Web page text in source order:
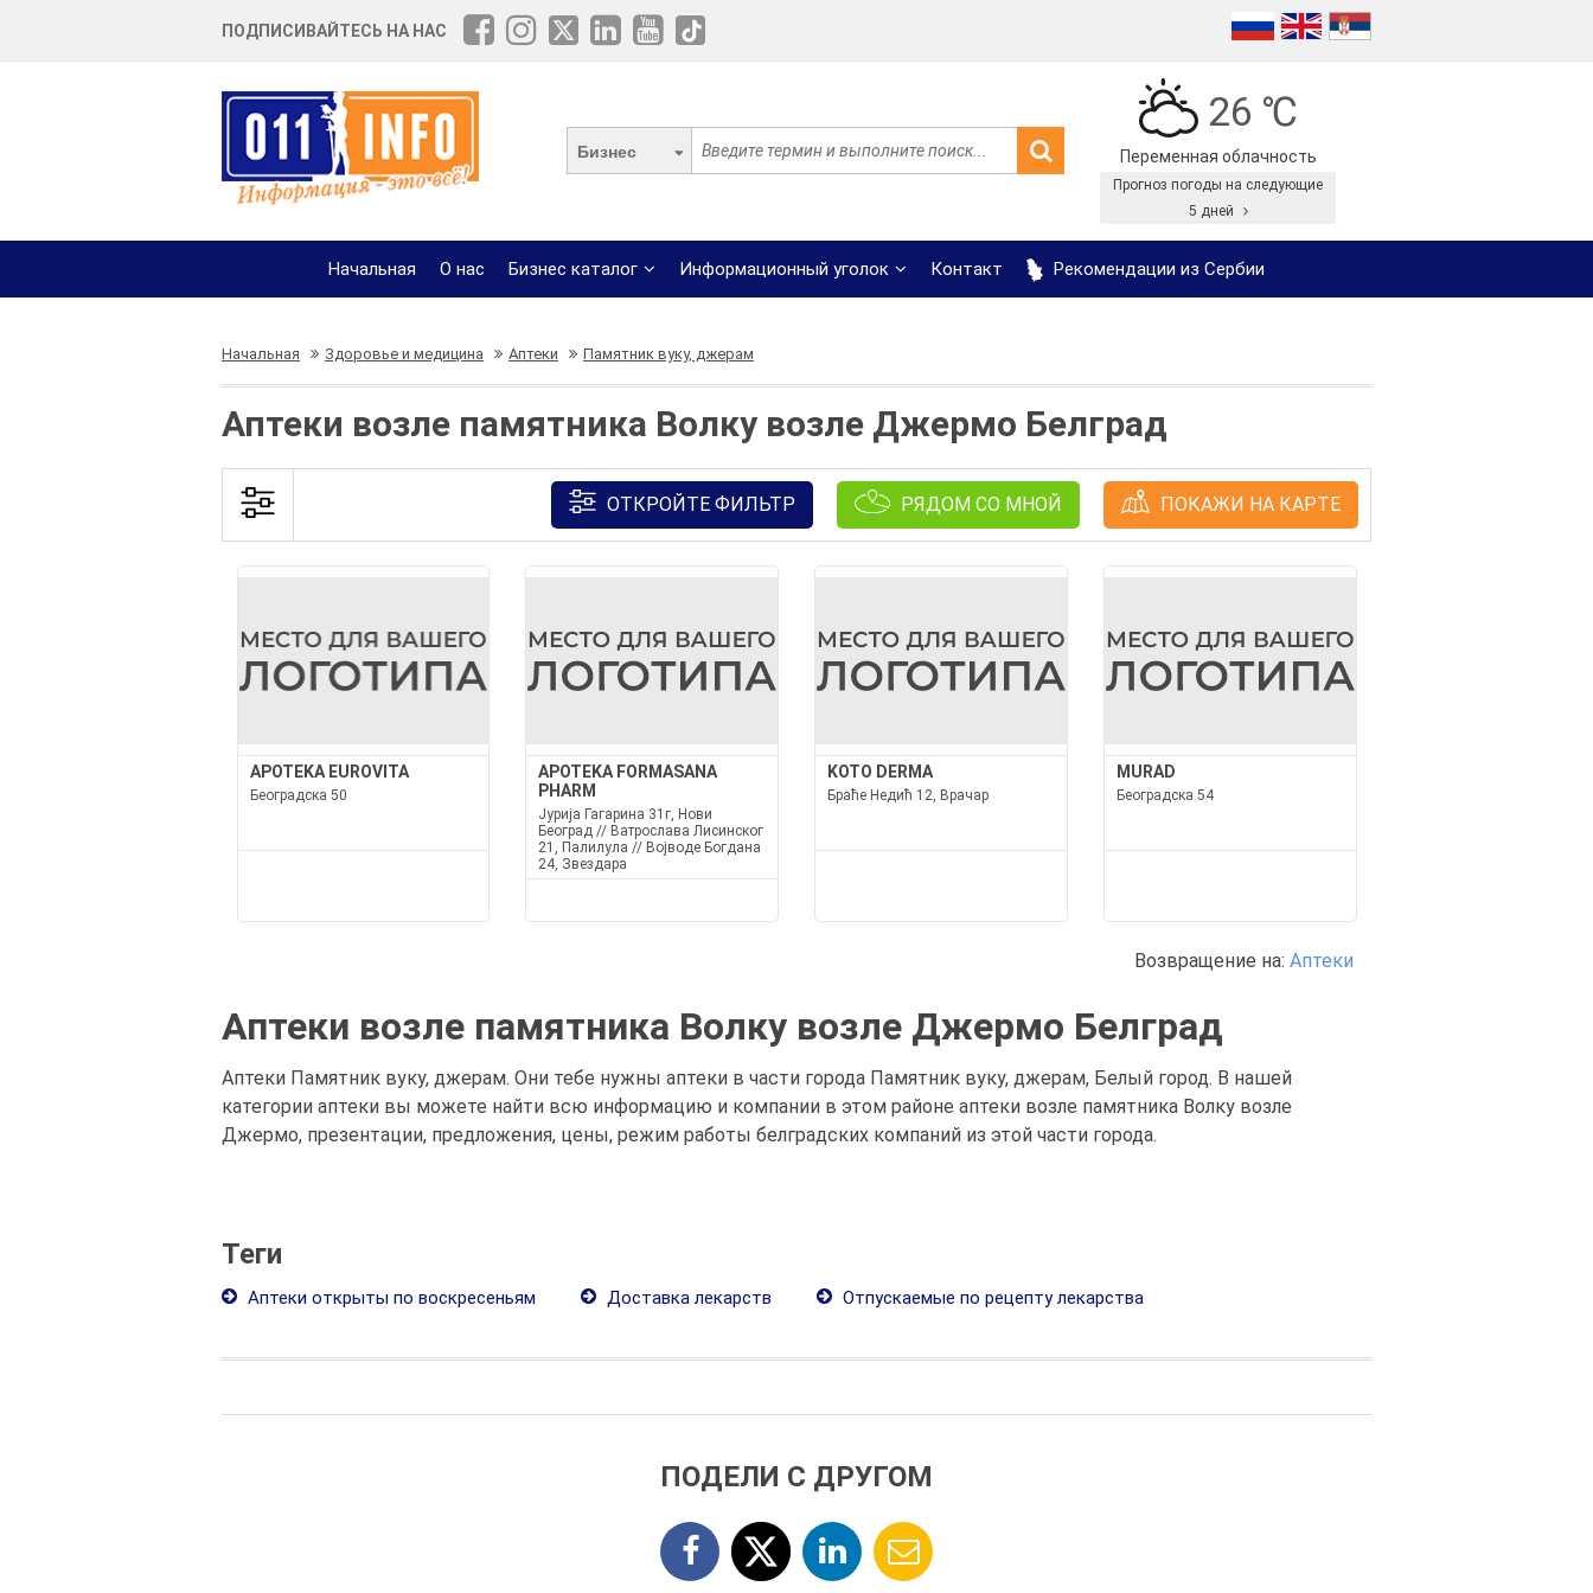
ПОДПИСИВАЙТЕСЬ НА НАС
Бизнес
26 ℃
Переменная облачность
Прогноз погоды на следующие
5 дней
Начальная О нас Бизнес каталог Информационный уголок Контакт Рекомендации из Сербии
Начальная Здоровье и медицина Аптеки Памятник вуку, джерам
Аптеки возле памятника Волку возле Джермо Белград
ОТКРОЙТЕ ФИЛЬТР РЯДОМ СО МНОЙ ПОКАЖИ НА КАРТЕ
APOTEKA EUROVITA
Београдска 50
APOTEKA FORMASANA
PHARM
Јурија Гагарина 31г, Нови
Београд // Ватрослава Лисинског
21, Палилула // Војводе Богдана
24, Звездара
KOTO DERMA
Браће Недић 12, Врачар
MURAD
Београдска 54
Возвращение на: Аптеки
Аптеки возле памятника Волку возле Джермо Белград
Аптеки Памятник вуку, джерам. Они тебе нужны аптеки в части города Памятник вуку, джерам, Белый город. В нашей
категории аптеки вы можете найти всю информацию и компании в этом районе аптеки возле памятника Волку возле
Джермо, презентации, предложения, цены, режим работы белградских компаний из этой части города.
Теги
Аптеки открыты по воскресеньям Доставка лекарств Отпускаемые по рецепту лекарства
ПОДЕЛИ С ДРУГОМ